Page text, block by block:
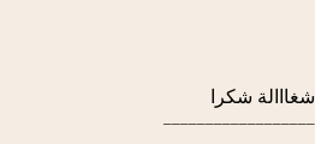
شغااالة شكرا